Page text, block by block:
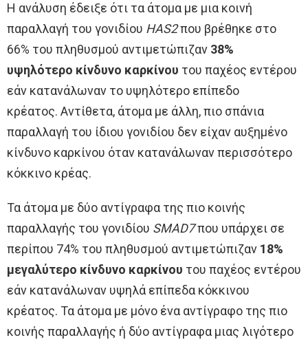
Η ανάλυση έδειξε ότι τα άτομα με μια κοινή
παραλλαγή του γονιδίου HAS2που βρέθηκε στο
66% του πληθυσμού αντιμετώπιζαν 38%
υψηλότερο κίνδυνο καρκίνου του παχέος εντέρου
εάν κατανάλωναν το υψηλότερο επίπεδο
κρέατος. Αντίθετα, άτομα με άλλη, πιο σπάνια
παραλλαγή του ίδιου γονιδίου δεν είχαν αυξημένο
κίνδυνο καρκίνου όταν κατανάλωναν περισσότερο
κόκκινο κρέας.
Τα άτομα με δύο αντίγραφα της πιο κοινής
παραλλαγής του γονιδίου SMAD7που υπάρχει σε
περίπου 74% του πληθυσμού αντιμετώπιζαν 18%
μεγαλύτερο κίνδυνο καρκίνου του παχέος εντέρου
εάν κατανάλωναν υψηλά επίπεδα κόκκινου
κρέατος. Τα άτομα με μόνο ένα αντίγραφο της πιο
κοινής παραλλαγής ή δύο αντίγραφα μιας λιγότερο